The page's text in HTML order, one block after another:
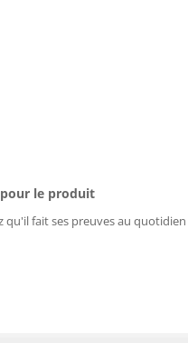
le produit
fait ses preuves au